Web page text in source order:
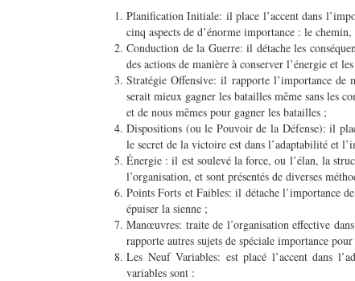
Planification Initiale: il place l’accent dans
cinq aspects de d’énorme importance : le
Conduction de la Guerre: il détache les
des actions de manière à conserver l’énergie et
Stratégie Offensive: il rapporte l’importance de
serait mieux gagner les batailles même sans les
et de nous mêmes pour gagner les batailles ;
Dispositions (ou le Pouvoir de la Défense): il
le secret de la victoire est dans l’adaptabilité et
Énergie : il est soulevé la force, ou l’élan, la
l’organisation, et sont présentés de diverses
Points Forts et Faibles: il détache l’importance
épuiser la sienne ;
Manœuvres: traite de l’organisation effective
rapporte autres sujets de spéciale importance pour
Les Neuf Variables: est placé l’accent dans
variables sont :